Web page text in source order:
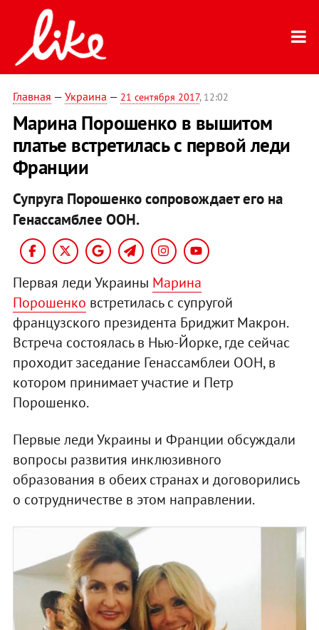
Главная — Украина — 21 сентября 2017, 12:02
Марина Порошенко в вышитом
платье встретилась с первой леди
Франции
Супруга Порошенко сопровождает его на
Генассамблее ООН.
Первая леди Украины Марина
Порошенко встретилась с супругой
французского президента Бриджит Макрон.
Встреча состоялась в Нью-Йорке, где сейчас
проходит заседание Генассамблеи ООН, в
котором принимает участие и Петр
Порошенко.
Первые леди Украины и Франции обсуждали
вопросы развития инклюзивного
образования в обеих странах и договорились
о сотрудничестве в этом направлении.